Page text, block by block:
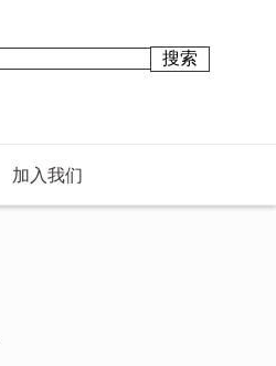
加入我们